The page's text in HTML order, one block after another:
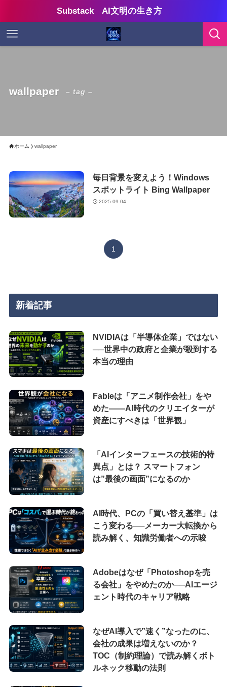
Substack AI文明の生き方
wallpaper – tag –
ホーム wallpaper
毎日背景を変えよう！Windows
スポットライト Bing Wallpaper
2025-09-04
1
新着記事
NVIDIAは「半導体企業」ではない
──世界中の政府と企業が殺到する
本当の理由
Fableは「アニメ制作会社」をや
めた――AI時代のクリエイターが
資産にすべきは「世界観」
「AIインターフェースの技術的特
異点」とは？ スマートフォン
は”最後の画面”になるのか
AI時代、PCの「買い替え基準」は
こう変わる──メーカー大転換から
読み解く、知識労働者への示唆
Adobeはなぜ「Photoshopを売
る会社」をやめたのか──AIエージ
ェント時代のキャリア戦略
なぜAI導入で”速く”なったのに、
会社の成果は増えないのか？
TOC（制約理論）で読み解くボト
ルネック移動の法則